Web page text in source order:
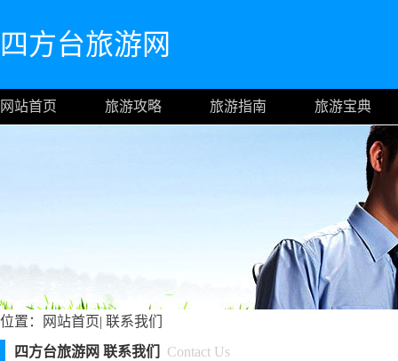
四方台旅游网
网站首页 旅游攻略 旅游指南 旅游宝典
位置： 网站首页| 联系我们
四方台旅游网 联系我们
Contact Us